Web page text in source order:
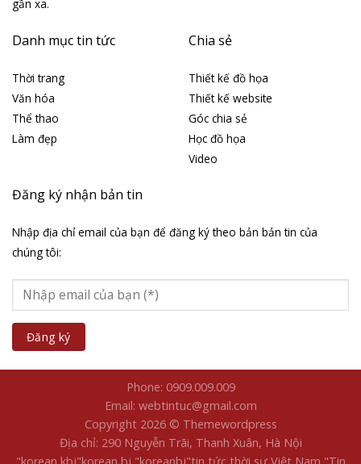
gần xa.
Danh mục tin tức
Thời trang
Văn hóa
Thể thao
Làm đẹp
Chia sẻ
Thiết kế đồ họa
Thiết kế website
Góc chia sẻ
Học đồ họa
Video
Đăng ký nhận bản tin
Nhập địa chỉ email của bạn để đăng ký theo bản bản tin của
chúng tôi:
Phone: 0909.009.009
Email: webtintuc@gmail.com
Copyright 2026 © Themewordpress
Địa chỉ: 290 Nguyễn Trãi, Thanh Xuân, Hà Nội